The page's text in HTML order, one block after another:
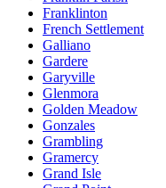
Franklinton
French Settlement
Galliano
Gardere
Garyville
Glenmora
Golden Meadow
Gonzales
Grambling
Gramercy
Grand Isle